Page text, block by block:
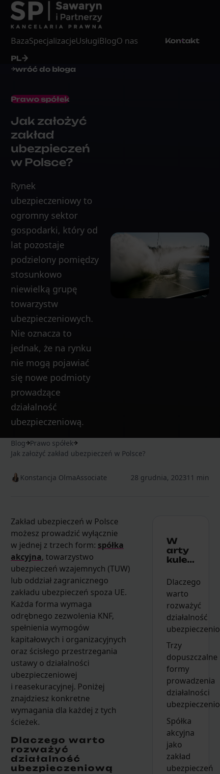
BazaSpecjalizacjeUsługiBlogO nas Kontakt
PL
wróć do bloga
Prawo spółek
Jak założyć
zakład
ubezpieczeń
w Polsce?
Rynek
ubezpieczeniowy to
ogromny sektor
gospodarki, który od
lat pozostaje
podzielony pomiędzy
stosunkowo
niewielką grupę
towarzystw
ubezpieczeniowych.
Nie oznacza to
jednak, że na rynku
nie mogą pojawiać
się nowe podmioty
prowadzące
działalność
ubezpieczeniową.
Blog
Prawo spółek
Jak założyć zakład ubezpieczeń w Polsce?
Konstancja OlmaAssociate 28 grudnia, 202311 min
Zakład ubezpieczeń w Polsce
możesz prowadzić wyłącznie
w jednej z trzech form: spółka
akcyjna, towarzystwo
ubezpieczeń wzajemnych (TUW)
lub oddział zagranicznego
zakładu ubezpieczeń spoza UE.
Każda forma wymaga
odrębnego zezwolenia KNF,
spełnienia wymogów
kapitałowych i organizacyjnych
oraz ścisłego przestrzegania
ustawy o działalności
ubezpieczeniowej
i reasekuracyjnej. Poniżej
znajdziesz konkretne
wymagania dla każdej z tych
ścieżek.
Dlaczego warto
rozważyć
działalność
ubezpieczeniową
W
arty
kule...
Dlaczego
warto
rozważyć
działalność
Trzy
dopuszczalne
formy
prowadzenia
działalności
Spółka
akcyjna
jako
zakład
ubezpieczeń